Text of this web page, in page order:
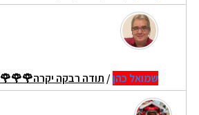
שמואל כהן/ תודה רבקה יקרה🌹🌹🌹